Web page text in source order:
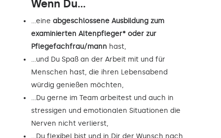
Wenn Du...
…eine abgeschlossene Ausbildung zum
examinierten Altenpfleger* oder zur
Pflegefachfrau/mann hast,
…und Du Spaß an der Arbeit mit und für
Menschen hast, die ihren Lebensabend
würdig genießen möchten,
…Du gerne im Team arbeitest und auch in
stressigen und emotionalen Situationen die
Nerven nicht verlierst,
…Du flexibel bist und in Dir der Wunsch nach